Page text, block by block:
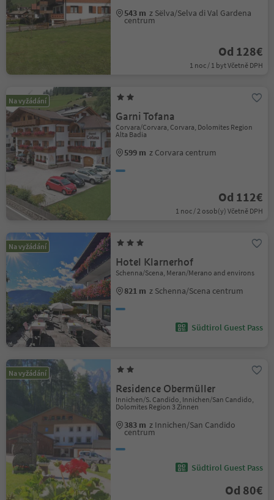
543 m z Sëlva/Selva di Val Gardena
centrum
Od 128€
1 noc / 1 byt Včetně DPH
Na vyžádání
Garni Tofana
Corvara/Corvara, Corvara, Dolomites Region
Alta Badia
599 m z Corvara centrum
Od 112€
1 noc / 2 osob(y) Včetně DPH
Na vyžádání
Hotel Klarnerhof
Schenna/Scena, Meran/Merano and environs
821 m z Schenna/Scena centrum
Südtirol Guest Pass
Na vyžádání
Residence Obermüller
Innichen/S. Candido, Innichen/San Candido,
Dolomites Region 3 Zinnen
383 m z Innichen/San Candido
centrum
Südtirol Guest Pass
Od 80€